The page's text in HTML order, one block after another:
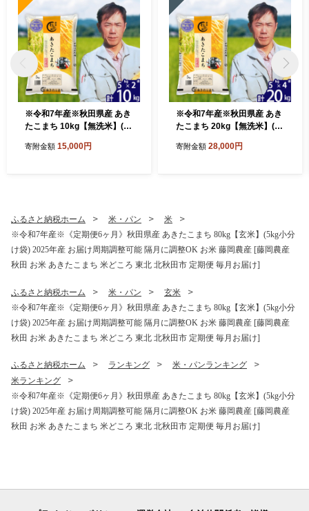
※令和7年産※秋田県産 あき
たこまち 10kg【無洗米】(5k
け】2025年産 お届け時期選
しい おにぎり おむすび お弁
当 白米]
寄附金額 15,000円
※令和7年産※秋田県産 あき
たこまち 20kg【無洗米】(5k
け】2025年産 お届け時期選
寄附金額 28,000円
ふるさと納税ホーム 米・パン
米
※令和7年産※《定期便6ヶ月》秋田県産 あきたこまち 80kg【玄米】(5kg小分
け袋) 2025年産 お届け周期調整可能 隔月に調整OK お米 藤岡農産 [藤岡農産
秋田 お米 あきたこまち 米どころ 東北 北秋田市 定期便 毎月お届け]
ふるさと納税ホーム 米・パン
玄米
※令和7年産※《定期便6ヶ月》秋田県産 あきたこまち 80kg【玄米】(5kg小分
け袋) 2025年産 お届け周期調整可能 隔月に調整OK お米 藤岡農産 [藤岡農産
秋田 お米 あきたこまち 米どころ 東北 北秋田市 定期便 毎月お届け]
ふるさと納税ホーム ランキング
米・パンランキング
米ランキング
※令和7年産※《定期便6ヶ月》秋田県産 あきたこまち 80kg【玄米】(5kg小分
け袋) 2025年産 お届け周期調整可能 隔月に調整OK お米 藤岡農産 [藤岡農産
秋田 お米 あきたこまち 米どころ 東北 北秋田市 定期便 毎月お届け]